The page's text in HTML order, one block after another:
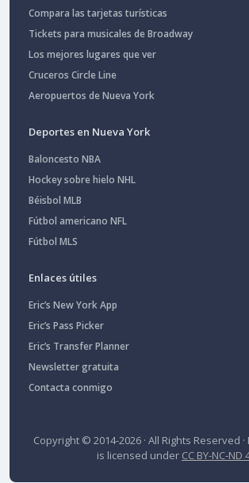
Compara las tarjetas turísticas
Tickets para musicales de Broadway
Los mejores lugares que ver
Cruceros Circle Line
Aeropuertos de Nueva York
Deportes en Nueva York
Baloncesto NBA
Hockey sobre hielo NHL
Béisbol MLB
Fútbol americano NFL
Fútbol MLS
Enlaces útiles
Eric’s New York App
Eric’s Pass Picker
Eric’s Transfer Planner
Newsletter gratuita
Contacta conmigo
Copyright © 2014-2026 · All Rights Reserved ·
is licensed under CC BY-NC-ND